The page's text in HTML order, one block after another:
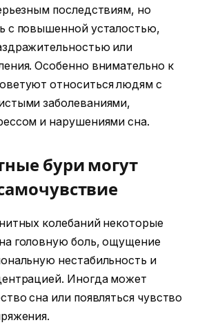
последствиям, но
с повышенной усталостью,
или
Особенно внимательно к
относиться людям с
заболеваниями,
и нарушениями сна.
бури могут
колебаний некоторые
головную боль, ощущение
нестабильность и
Иногда может
сна или появляться чувство